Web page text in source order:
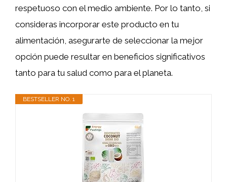
respetuoso con el medio ambiente. Por lo tanto, si
consideras incorporar este producto en tu
alimentación, asegurarte de seleccionar la mejor
opción puede resultar en beneficios significativos
tanto para tu salud como para el planeta.
BESTSELLER NO. 1